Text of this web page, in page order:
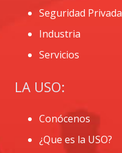
Seguridad Privada
Industria
Servicios
LA USO:
Conócenos
¿Que es la USO?